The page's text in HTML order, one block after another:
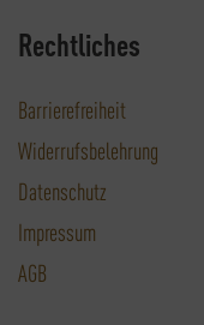
Rechtliches
Barrierefreiheit
Widerrufsbelehrung
Datenschutz
Impressum
AGB